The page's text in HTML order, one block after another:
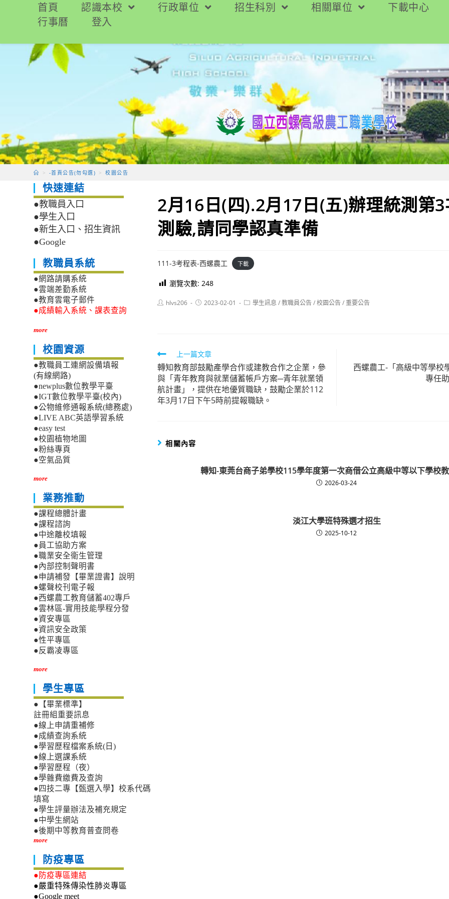
要
首頁 認識本校 行政單位 招生科別 相關單位
下載中心
行事曆
登入
> -首頁公告(勿勾選) > 校園公告
2月16日(四).2月17日(五)辦理統測第
測驗,請同學認真準備
111-3考程表-西螺農工 下載
瀏覽次數: 248
Posthlvs206
Post2023-02-01
Post學生訊息 /教職員公告/校園公告/重要公告
Read
more
articles
上一篇文章
轉知教育部鼓勵產學合作或建教合作之企業，參
與「青年教育與就業儲蓄帳戶方案─青年就業領
航計畫」，提供在地優質職缺，鼓勵企業於112
年3月17日下午5時前提報職缺。
西螺農工-「高級中等學校
專任
相關內容
轉知-東莞台商子弟學校115學年度第一次商借公立高級中等以下學校
2026-03-24
淡江大學班特殊選才招生
2025-10-12
快速連結
●教職員入口
●學生入口
●新生入口、招生資訊
●Google
教職員系統
●網路請購系統
●雲端差勤系統
●教育雲電子郵件
●成績輸入系統、課表查詢
more
校園資源
●教職員工連網設備填報
(有線網路)
●newplus數位教學平臺
●IGT數位教學平臺(校內)
●公物維修通報系統(總務處)
●LIVE ABC英語學習系統
●easy test
●校園植物地圖
●粉絲專頁
●空氣品質
more
業務推動
●課程總體計畫
●課程諮詢
●中途離校填報
●員工協助方案
●職業安全衛生管理
●內部控制聲明書
●申請補發【畢業證書】說明
●螺聲校刊電子報
●西螺農工教育儲蓄402專戶
●雲林區-實用技能學程分發
●資安專區
●資訊安全政策
●性平專區
●反霸凌專區
more
學生專區
●【畢業標準】
註冊組重要訊息
●線上申請重補修
●成績查詢系統
●學習歷程檔案系統(日)
●線上選課系統
●學習歷程（夜）
●學雜費繳費及查詢
●四技二專【甄選入學】校系代碼
填寫
●學生評量辦法及補充規定
●中學生網站
●後期中等教育普查問卷
more
防疫專區
●防疫專區連結
●嚴重特殊傳染性肺炎專區
●Google meet